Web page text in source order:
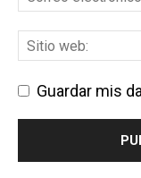
Guardar mis